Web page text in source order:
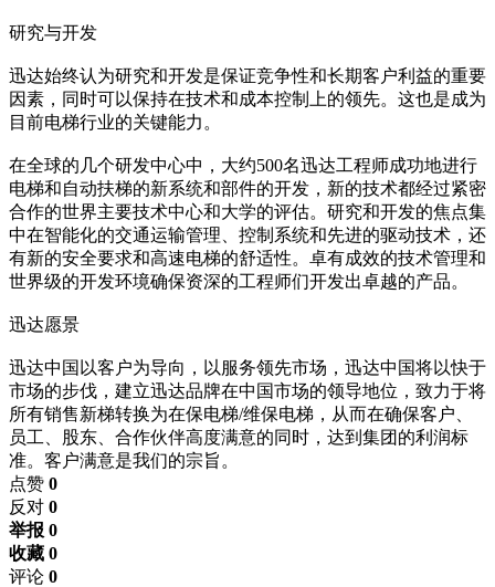
研究与开发
迅达始终认为研究和开发是保证竞争性和长期客户利益的重要
因素，同时可以保持在技术和成本控制上的领先。这也是成为
目前电梯行业的关键能力。
在全球的几个研发中心中，大约500名迅达工程师成功地进行
电梯和自动扶梯的新系统和部件的开发，新的技术都经过紧密
合作的世界主要技术中心和大学的评估。研究和开发的焦点集
中在智能化的交通运输管理、控制系统和先进的驱动技术，还
有新的安全要求和高速电梯的舒适性。卓有成效的技术管理和
世界级的开发环境确保资深的工程师们开发出卓越的产品。
迅达愿景
迅达中国以客户为导向，以服务领先市场，迅达中国将以快于
市场的步伐，建立迅达品牌在中国市场的领导地位，致力于将
所有销售新梯转换为在保电梯/维保电梯，从而在确保客户、
员工、股东、合作伙伴高度满意的同时，达到集团的利润标
准。客户满意是我们的宗旨。
点赞 0
反对 0
举报 0
收藏 0
评论 0